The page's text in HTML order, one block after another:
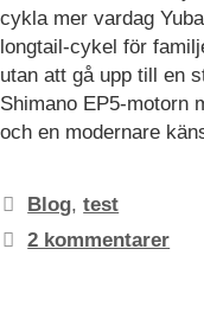
cykla mer vardag
longtail-cykel för
utan att gå upp till en
Shimano EP5-motorn
och en modernare
Kategorier
Blog,test
2 kommentarer
Nödvändiga
Nödvändiga
cookies är
avgörande för
webbplatsens
webbplatsen
på det